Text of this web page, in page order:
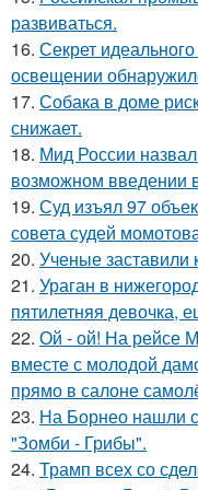
развиваться.
16. Секрет
освещении
17. Собака в доме
снижает.
18. Мид России
возможном введении
19. Суд изъял 97
совета судей
20. Ученые заставили
21. Ураган в
пятилетняя девочка,
22. Ой - ой! На рейсе
вместе с молодой
прямо в салоне
23. На Борнео нашли
"Зомби - Грибы".
24. Трамп всех со